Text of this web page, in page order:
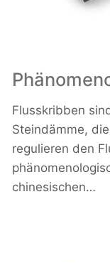
Flusskribben
Steindämme,
regulieren den
chinesischen…